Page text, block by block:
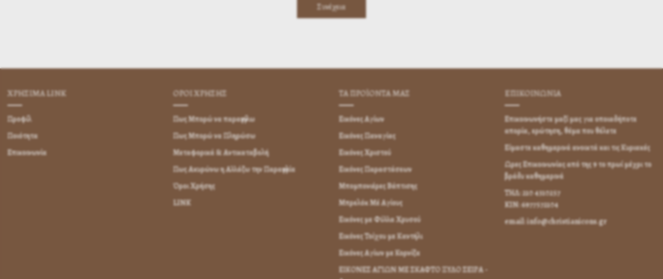
ΧΡΗΣΙΜA LINK
Προφίλ
Ποιότητα
Επικοινωνία
ΌΡΟΙ ΧΡΉΣΗΣ
Πως Μπορώ να παραγγείλω
Πως Μπορώ να Πληρώσω
Μεταφορικά & Αντικαταβολή
Πως Ακυρώνω η Αλλάζω την Παραγγελία
Όροι Χρήσης
LINK
ΤΑ ΠΡΟΪΟΝΤΑ ΜΑΣ
Εικόνες Αγίων
Εικόνες Παναγίας
Εικόνες Χριστού
Εικόνες Παραστάσεων
Μπομπονιέρες Βάπτισης
Μπρελόκ Μέ Αγίους
Εικόνες με Φύλλα Χρυσού
Εικόνες Τοίχου με Καντήλι
Εικόνες Αγίων με Κορνίζα
ΕΙΚΟΝΕΣ ΑΓΙΩΝ ΜΕ ΣΚΑΦΤΟ ΞΥΛΟ ΣΕΙΡΑ -
ΕΠΙΚΟΙΝΩΝΊΑ
Επικοινωνήστε μαζί μας για οποιαδήποτε
απορία, ερώτηση, θέμα που θέλετε
Είμαστε καθημερινά ανοικτά και τις Κυριακές
Ωρες Επικοινωνίας από της 9 το πρωί μέχρι το
βράδυ καθημερινά
ΤΗΛ: 210 4310257
KIN: 6977572104
email: info@christianicons.gr